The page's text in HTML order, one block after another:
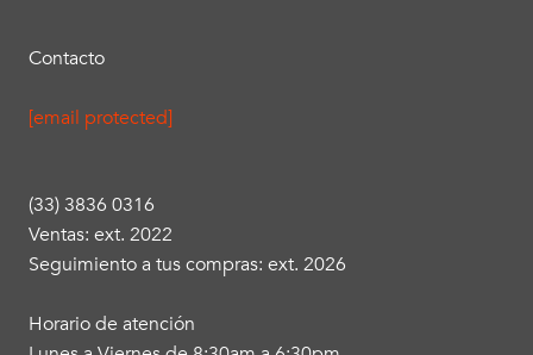
Contacto
[email protected]
(33) 3836 0316
Ventas: ext. 2022
Seguimiento a tus compras: ext. 2026
Horario de atención